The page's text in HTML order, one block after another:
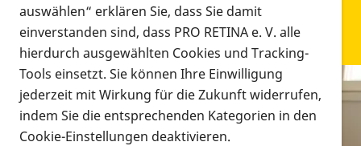
Infomaterial
Infomaterial
auswählen“ erklären Sie, dass Sie damit
einverstanden sind, dass PRO RETINA e. V. alle
hierdurch ausgewählten Cookies und Tracking-
Tools einsetzt. Sie können Ihre Einwilligung
jederzeit mit Wirkung für die Zukunft widerrufen,
indem Sie die entsprechenden Kategorien in den
Cookie-Einstellungen deaktivieren.